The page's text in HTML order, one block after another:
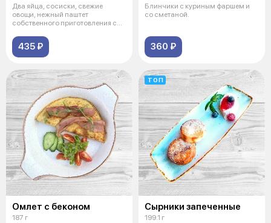
Два яйца, сосиски, свежие
овощи, нежный паштет
собственного приготовления с
435 ₽
Блинчики с куриным фаршем и
со сметаной.
360 ₽
Омлет с беконом
187 г
ТОП
Сырники запеченные
199.1 г